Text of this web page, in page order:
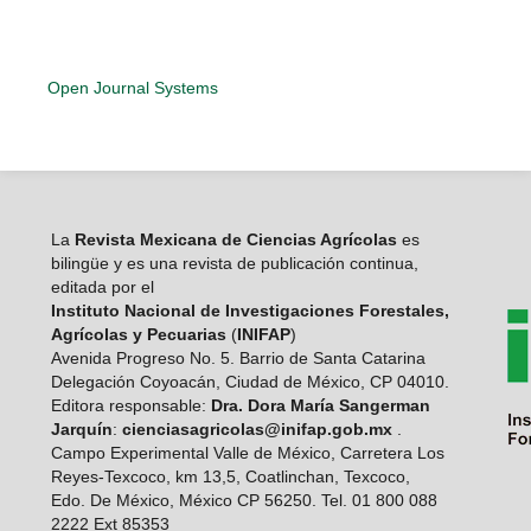
Open Journal Systems
LaRevista Mexicana de Ciencias Agrícolas es
bilingüe y es una revista de publicación continua,
editada por el
Instituto Nacional de Investigaciones Forestales,
Agrícolas y Pecuarias (INIFAP)
Avenida Progreso No. 5. Barrio de Santa Catarina
Delegación Coyoacán, Ciudad de México, CP 04010.
Editora responsable: Dra. Dora María Sangerman
Jarquín: cienciasagricolas@inifap.gob.mx.
Campo Experimental Valle de México, Carretera Los
Reyes-Texcoco, km 13,5, Coatlinchan, Texcoco,
Edo. De México, México CP 56250. Tel. 01 800 088
2222 Ext 85353